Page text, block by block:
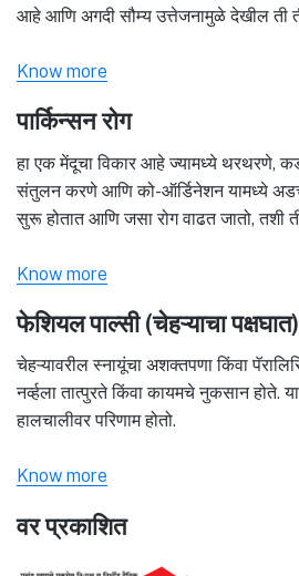
आहे आणि अगदी सौम्य उत्तेजनामुळे देखील ती
Know more
पार्किन्सन रोग
हा एक मेंदूचा विकार आहे ज्यामध्ये थरथरणे,
संतुलन करणे आणि को-ऑर्डिनेशन यामध्ये
सुरू होतात आणि जसा रोग वाढत जातो, तशी
Know more
फेशियल पाल्सी (चेहऱ्याचा पक्षघात)
चेहऱ्यावरील स्नायूंचा अशक्तपणा किंवा
नर्व्हला तात्पुरते किंवा कायमचे नुकसान होते.
हालचालीवर परिणाम होतो.
Know more
वर प्रकाशित